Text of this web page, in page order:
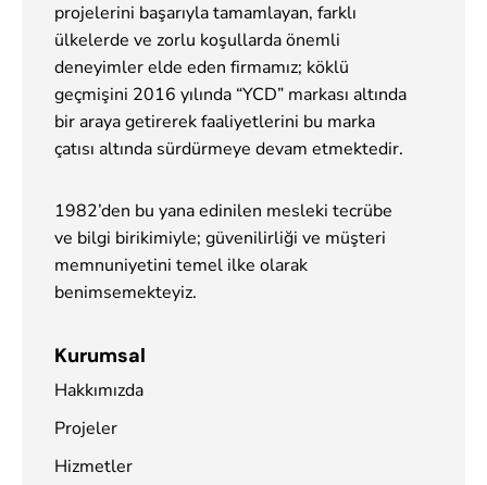
projelerini başarıyla tamamlayan, farklı
ülkelerde ve zorlu koşullarda önemli
deneyimler elde eden firmamız; köklü
geçmişini 2016 yılında “YCD” markası altında
bir araya getirerek faaliyetlerini bu marka
çatısı altında sürdürmeye devam etmektedir.
1982’den bu yana edinilen mesleki tecrübe
ve bilgi birikimiyle; güvenilirliği ve müşteri
memnuniyetini temel ilke olarak
benimsemekteyiz.
Kurumsal
Hakkımızda
Projeler
Hizmetler